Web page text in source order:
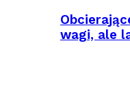
wagi, ale